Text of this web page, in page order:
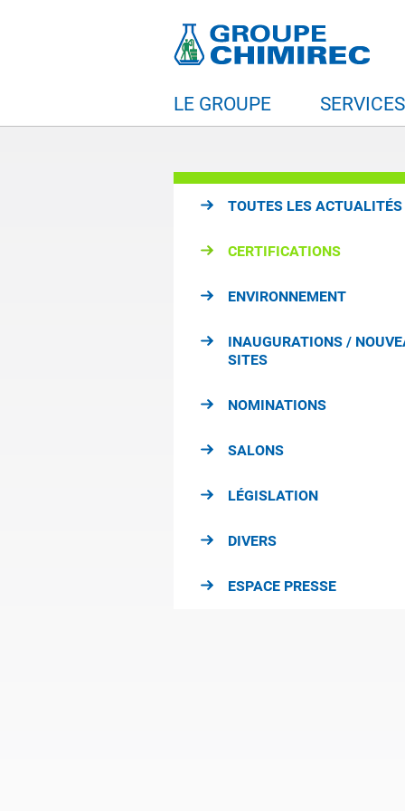
LE GROUPE SERVICES
TOUTES LES ACTUALITÉS
CERTIFICATIONS
ENVIRONNEMENT
INAUGURATIONS /
SITES
NOMINATIONS
SALONS
LÉGISLATION
DIVERS
ESPACE PRESSE